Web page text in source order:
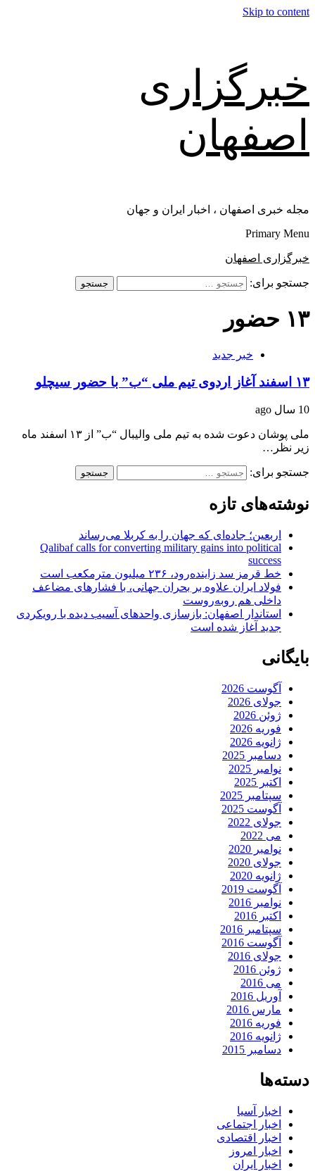
Skip to content
خبرگزاری
اصفهان
مجله خبری اصفهان ، اخبار ایران و جهان
Primary Menu
خبرگزاری اصفهان
جستجو برای:
١٣ حضور
خبر جدید
١٣ اسفند آغاز اردوى تیم ملى “ب” با حضور سیچلو
10 سال ago
ملى پوشان دعوت شده به تیم ملى والیبال “ب” از ١٣ اسفند ماه
زیر نظر…
جستجو برای:
نوشته‌های تازه
اربعین؛ جاده‌ای که جهان را به کربلا می‌رساند
Qalibaf calls for converting military gains into political
success
خط قرمز سد زاینده‌رود، ۲۳۶ میلیون مترمکعب است
فولاد ایران علاوه بر بحران جهانی، با فشارهای مضاعف
داخلی هم روبه‌روست
استاندار اصفهان: بازسازی واحدهای آسیب دیده با رویکردی
جدید آغاز شده است
بایگانی
آگوست 2026
جولای 2026
ژوئن 2026
فوریه 2026
ژانویه 2026
دسامبر 2025
نوامبر 2025
اکتبر 2025
سپتامبر 2025
آگوست 2025
جولای 2022
می 2022
نوامبر 2020
جولای 2020
ژانویه 2020
آگوست 2019
نوامبر 2016
اکتبر 2016
سپتامبر 2016
آگوست 2016
جولای 2016
ژوئن 2016
می 2016
آوریل 2016
مارس 2016
فوریه 2016
ژانویه 2016
دسامبر 2015
دسته‌ها
اخبار آسیا
اخبار اجتماعی
اخبار اقتصادی
اخبار امروز
اخبار ایران